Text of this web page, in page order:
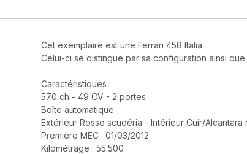
Cet exemplaire est une Ferrari 458 Italia.
Celui-ci se distingue par sa configuration ainsi
Caractéristiques :
570 ch - 49 CV - 2 portes
Boîte automatique
Extérieur Rosso scudéria - Intérieur Cuir/
Première MEC : 01/03/2012
Kilométrage : 55.500